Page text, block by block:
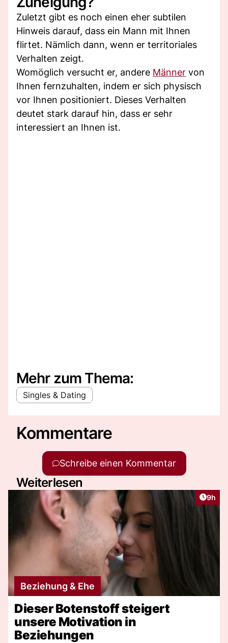
Zuletzt gibt es noch einen eher subtilen
Hinweis darauf, dass ein Mann mit Ihnen
flirtet. Nämlich dann, wenn er territoriales
Verhalten zeigt.
Womöglich versucht er, andere Männer von
Ihnen fernzuhalten, indem er sich physisch
vor Ihnen positioniert. Dieses Verhalten
deutet stark darauf hin, dass er sehr
interessiert an Ihnen ist.
Mehr zum Thema:
Singles & Dating
Kommentare
Schreibe einen Kommentar
Weiterlesen
9h
Beziehung & Ehe
Dieser Botenstoff steigert
unsere Motivation in
Beziehungen